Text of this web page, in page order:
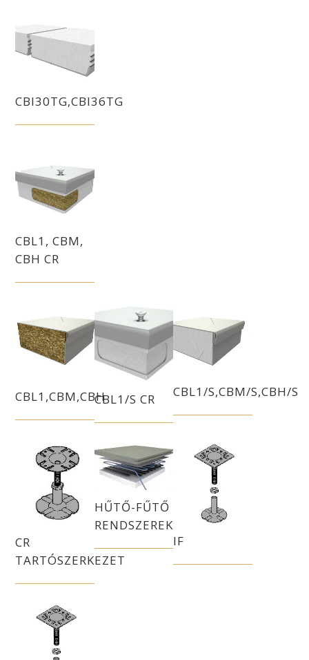
CBI30TG,CBI36TG
CBL1, CBM,
CBH CR
CBL1,CBM,CBHCBL1/S CR CBL1/S,CBM/S,CBH/S
CR
TARTÓSZERKEZET
HŰTŐ-FŰTŐ
RENDSZEREK
IF